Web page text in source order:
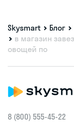
Skysmart Блог
в магазин
овощей по
8 (800) 555‑45-22